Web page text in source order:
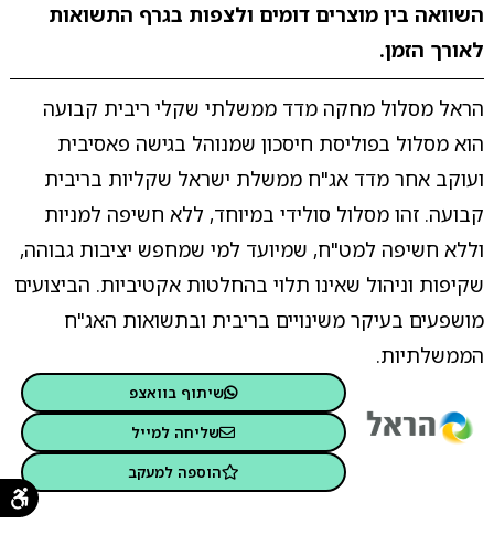
השוואה בין מוצרים דומים ולצפות בגרף התשואות
לאורך הזמן.
הראל מסלול מחקה מדד ממשלתי שקלי ריבית קבועה
הוא מסלול בפוליסת חיסכון שמנוהל בגישה פאסיבית
ועוקב אחר מדד אג"ח ממשלת ישראל שקליות בריבית
קבועה. זהו מסלול סולידי במיוחד, ללא חשיפה למניות
וללא חשיפה למט"ח, שמיועד למי שמחפש יציבות גבוהה,
שקיפות וניהול שאינו תלוי בהחלטות אקטיביות. הביצועים
מושפעים בעיקר משינויים בריבית ובתשואות האג"ח
הממשלתיות.
שיתוף בוואצפ
שליחה למייל
הוספה למעקב